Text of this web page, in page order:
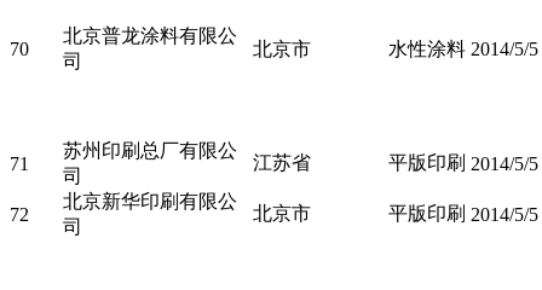
70
北京普龙涂料有限公
司
北京市 水性涂料 2014/5/5
71
苏州印刷总厂有限公
司
江苏省 平版印刷 2014/5/5
72
北京新华印刷有限公
司
北京市 平版印刷 2014/5/5